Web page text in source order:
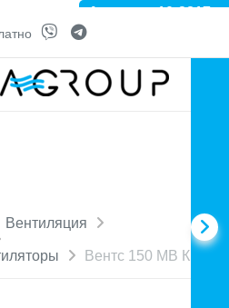
Вентиляция
Вентс 150 МВ К
Артикул: 10-3817